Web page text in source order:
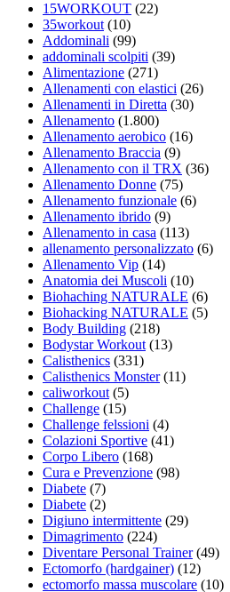
15WORKOUT (22)
35workout (10)
Addominali (99)
addominali scolpiti (39)
Alimentazione (271)
Allenamenti con elastici (26)
Allenamenti in Diretta (30)
Allenamento (1.800)
Allenamento aerobico (16)
Allenamento Braccia (9)
Allenamento con il TRX (36)
Allenamento Donne (75)
Allenamento funzionale (6)
Allenamento ibrido (9)
Allenamento in casa (113)
allenamento personalizzato (6)
Allenamento Vip (14)
Anatomia dei Muscoli (10)
Biohaching NATURALE (6)
Biohacking NATURALE (5)
Body Building (218)
Bodystar Workout (13)
Calisthenics (331)
Calisthenics Monster(11)
caliworkout (5)
Challenge (15)
Challenge felssioni (4)
Colazioni Sportive (41)
Corpo Libero (168)
Cura e Prevenzione (98)
Diabete (7)
Diabete (2)
Digiuno intermittente (29)
Dimagrimento (224)
Diventare Personal Trainer(49)
Ectomorfo (hardgainer) (12)
ectomorfo massa muscolare (10)